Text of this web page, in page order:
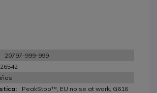
20797-999-999
PeakStop™, EU noise at work, G616